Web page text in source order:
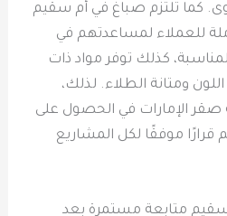
كما تلتزم صباغ في أم سقيم
للعملاء لمساعدتهم في
المناسبة، كذلك توفر مواد ذات
ومتانة الطلاء. لذلك،
صقر الإمارات في الحصول على
موفقًا لكل المشاريع
متابعة مستمرة بعد